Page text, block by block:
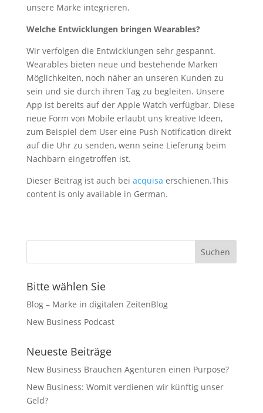
unsere Marke integrieren.
Welche Entwicklungen bringen Wearables?
Wir verfolgen die Entwicklungen sehr gespannt.
Wearables bieten neue und bestehende Marken
Möglichkeiten, noch näher an unseren Kunden zu
sein und sie durch ihren Tag zu begleiten. Unsere
App ist bereits auf der Apple Watch verfügbar. Diese
neue Form von Mobile erlaubt uns kreative Ideen,
zum Beispiel dem User eine Push Notification direkt
auf die Uhr zu senden, wenn seine Lieferung beim
Nachbarn eingetroffen ist.
Dieser Beitrag ist auch bei acquisa erschienen.This
content is only available in German.
Bitte wählen Sie
Blog – Marke in digitalen ZeitenBlog
New Business Podcast
Neueste Beiträge
New Business Brauchen Agenturen einen Purpose?
New Business: Womit verdienen wir künftig unser
Geld?